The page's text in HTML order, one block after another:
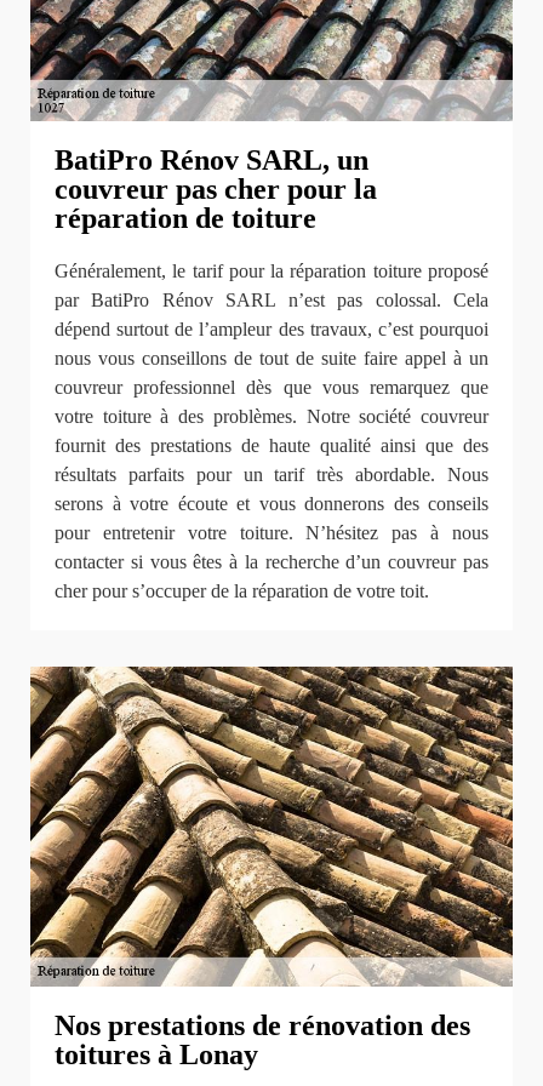
BatiPro Rénov SARL, un
couvreur pas cher pour la
réparation de toiture
Généralement, le tarif pour la réparation toiture proposé
par BatiPro Rénov SARL n’est pas colossal. Cela
dépend surtout de l’ampleur des travaux, c’est pourquoi
nous vous conseillons de tout de suite faire appel à un
couvreur professionnel dès que vous remarquez que
votre toiture à des problèmes. Notre société couvreur
fournit des prestations de haute qualité ainsi que des
résultats parfaits pour un tarif très abordable. Nous
serons à votre écoute et vous donnerons des conseils
pour entretenir votre toiture. N’hésitez pas à nous
contacter si vous êtes à la recherche d’un couvreur pas
cher pour s’occuper de la réparation de votre toit.
Nos prestations de rénovation des
toitures à Lonay